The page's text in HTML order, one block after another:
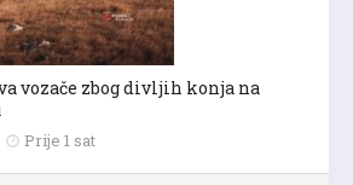
vozače zbog divljih konja na
Prije 1 sat